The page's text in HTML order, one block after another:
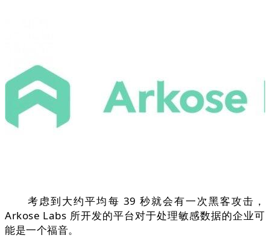
考虑到大约平均每 39 秒就会有一次黑客攻击，
Arkose Labs 所开发的平台对于处理敏感数据的企业可
能是一个福音。